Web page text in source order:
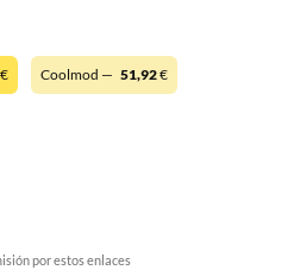
€ Coolmod — 51,92€
por estos enlaces